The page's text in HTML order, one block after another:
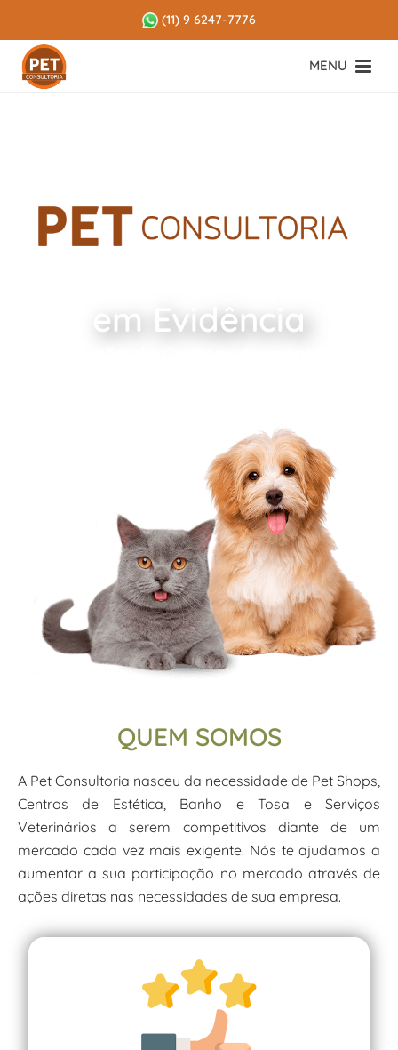
(11) 9 6247-7776
em Evidência
QUEM SOMOS
A Pet Consultoria nasceu da necessidade de Pet Shops,
Centros de Estética, Banho e Tosa e Serviços
Veterinários a serem competitivos diante de um
mercado cada vez mais exigente. Nós te ajudamos a
aumentar a sua participação no mercado através de
ações diretas nas necessidades de sua empresa.